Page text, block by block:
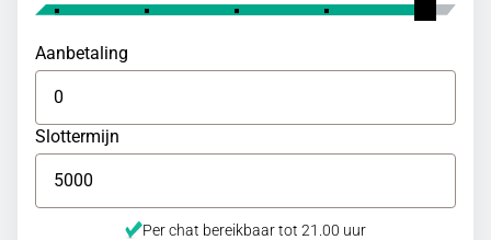
Aanbetaling
Slottermijn
Per chat bereikbaar tot 21.00 uur